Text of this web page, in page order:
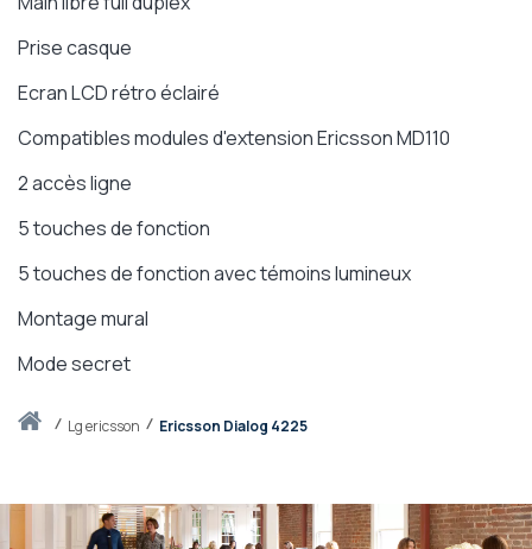
Accueillg ericsson Ericsson Dialog 4225
Prise casque
Ecran LCD rétro éclairé
Compatibles modules d'extension Ericsson MD110
2 accès ligne
5 touches de fonction
5 touches de fonction avec témoins lumineux
Montage mural
Mode secret